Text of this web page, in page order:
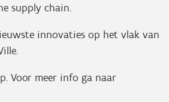
supply chain.
innovaties op het vlak van
Voor meer info ga naar